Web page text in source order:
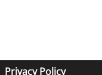
Privacy Policy